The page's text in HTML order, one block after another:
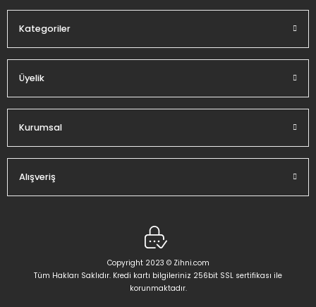
Kategoriler
Üyelik
Kurumsal
Alışveriş
Copyright 2023 © Zihni.com
Tüm Hakları Saklıdır. Kredi kartı bilgileriniz 256bit SSL sertifikası ile
korunmaktadır.